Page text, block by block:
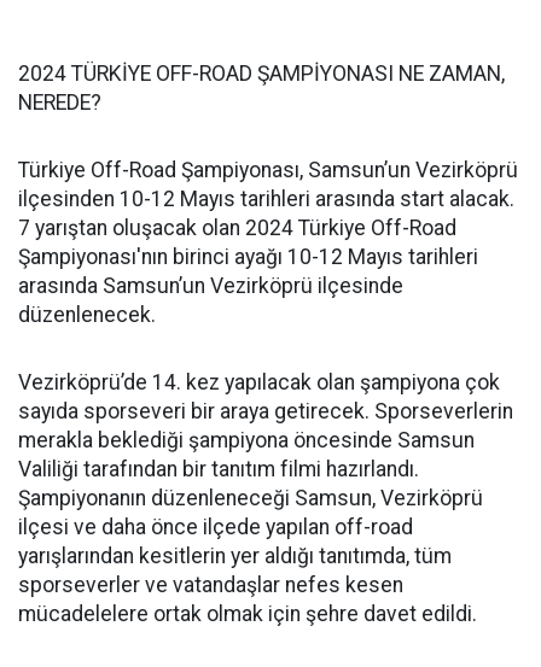
2024 TÜRKİYE OFF-ROAD ŞAMPİYONASI NE ZAMAN,
NEREDE?
Türkiye Off-Road Şampiyonası, Samsun’un Vezirköprü
ilçesinden 10-12 Mayıs tarihleri arasında start alacak.
7 yarıştan oluşacak olan 2024 Türkiye Off-Road
Şampiyonası'nın birinci ayağı 10-12 Mayıs tarihleri
arasında Samsun’un Vezirköprü ilçesinde
düzenlenecek.
Vezirköprü’de 14. kez yapılacak olan şampiyona çok
sayıda sporseveri bir araya getirecek. Sporseverlerin
merakla beklediği şampiyona öncesinde Samsun
Valiliği tarafından bir tanıtım filmi hazırlandı.
Şampiyonanın düzenleneceği Samsun, Vezirköprü
ilçesi ve daha önce ilçede yapılan off-road
yarışlarından kesitlerin yer aldığı tanıtımda, tüm
sporseverler ve vatandaşlar nefes kesen
mücadelelere ortak olmak için şehre davet edildi.